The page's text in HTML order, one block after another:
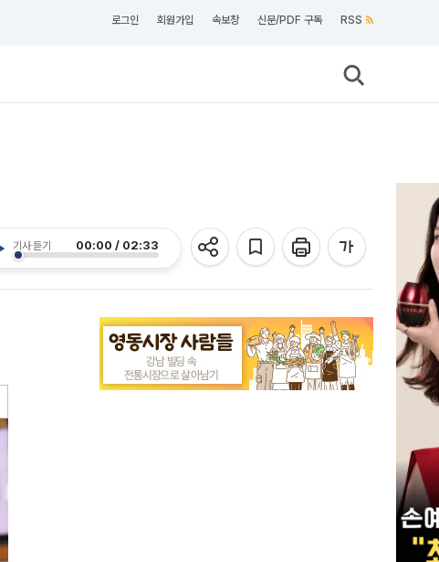
로그인 회원가입 속보창 신문/PDF 구독 RSS
기사 듣기 00:00 / 02:33